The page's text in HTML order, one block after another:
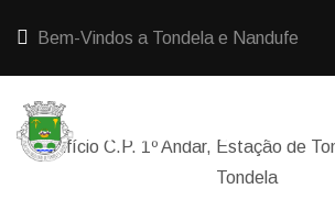
Bem-Vindos a Tondela e Nandufe
Edifício C.P. 1º Andar, Estação de
Tondela